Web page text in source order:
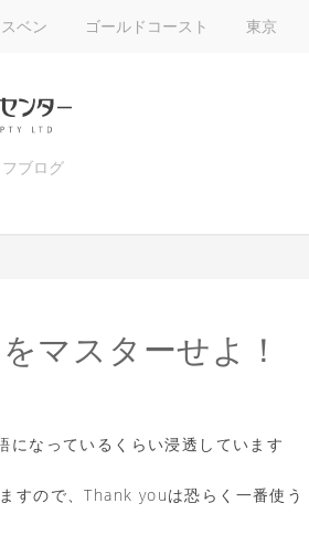
ベン ゴールドコースト 東京
ブログ
マスターせよ！
なっているくらい浸透しています
すので、Thank youは恐らく一番使う